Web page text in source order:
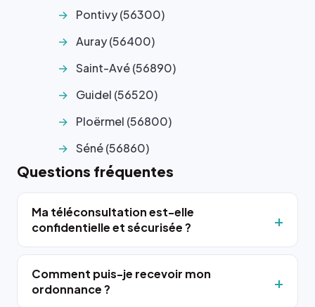
Pontivy (56300)
Auray (56400)
Saint-Avé (56890)
Guidel (56520)
Ploërmel (56800)
Séné (56860)
Questions fréquentes
Ma téléconsultation est-elle
confidentielle et sécurisée ?
Comment puis-je recevoir mon
ordonnance ?